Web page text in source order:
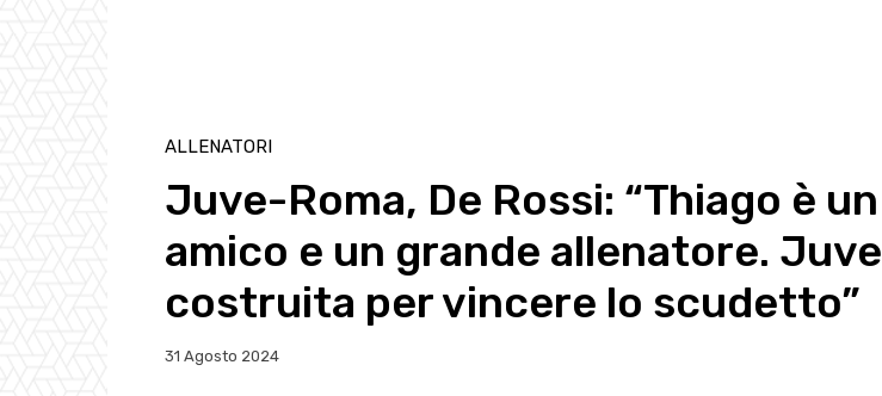
ALLENATORI
Juve-Roma, De Rossi: “Thiago è un
amico e un grande allenatore. Juve
costruita per vincere lo scudetto”
31 Agosto 2024